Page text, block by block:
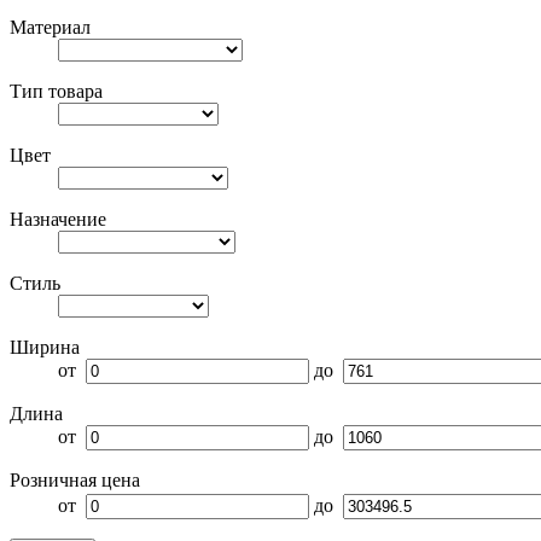
Материал
Тип товара
Цвет
Назначение
Стиль
Ширина
от
до
Длина
от
до
Розничная цена
от
до